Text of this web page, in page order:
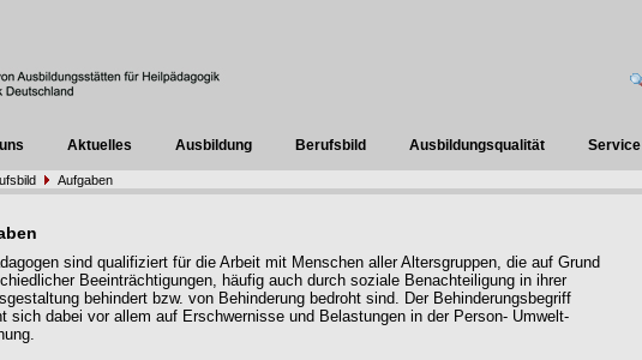
Aktuelles Ausbildung Berufsbild Ausbildungsqualität Service
Aufgaben
sind qualifiziert für die Arbeit mit Menschen aller Altersgruppen, die auf Grund
Beeinträchtigungen, häufig auch durch soziale Benachteiligung in ihrer
behindert bzw. von Behinderung bedroht sind. Der Behinderungsbegriff
sich dabei vor allem auf Erschwernisse und Belastungen in der Person- Umwelt-